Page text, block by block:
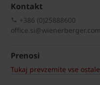
Kontakt
+386 (0)25888600
office.si@wienerberger.com
Prenosi
Tukaj prevzemite vse